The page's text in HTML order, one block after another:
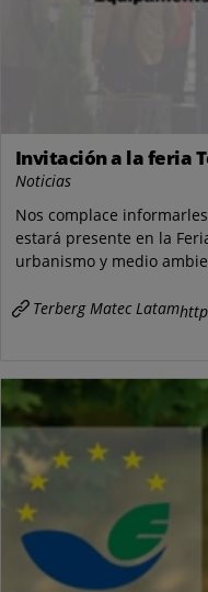
Invitación a la feria
Noticias
Nos complace
estará presente en la
urbanismo y medio
Terberg Matec Latam